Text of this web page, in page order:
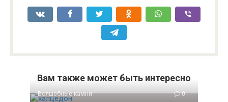
Вам также может быть интересно
Волшебные камни 0